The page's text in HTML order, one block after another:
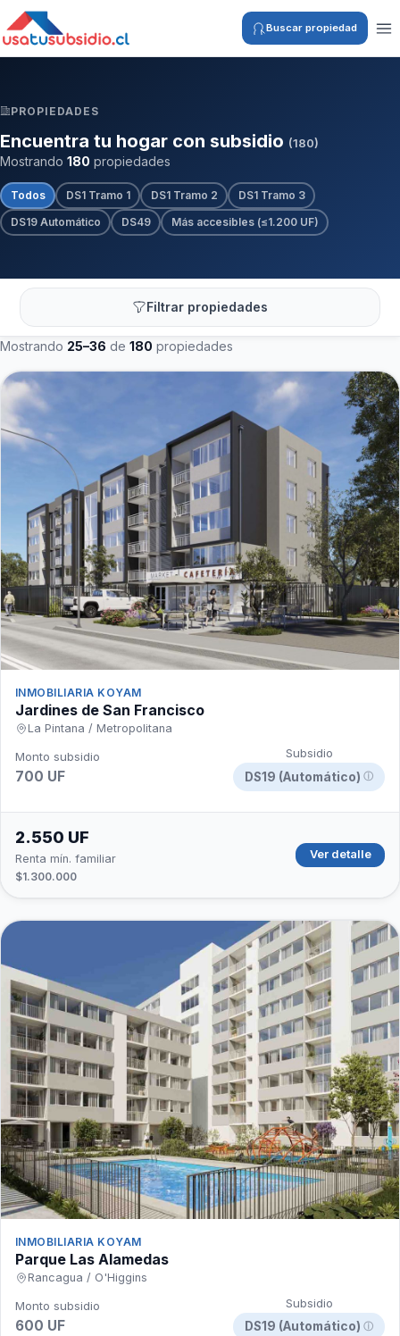
Buscar propiedad
PROPIEDADES
Encuentra tu hogar con subsidio (180)
Mostrando 180 propiedades
Todos DS1 Tramo 1 DS1 Tramo 2
DS1 Tramo 3
DS19 Automático
DS49 Más accesibles (≤1.200 UF)
Filtrar propiedades
Mostrando 25–36 de 180 propiedades
INMOBILIARIA KOYAM
Jardines de San Francisco
La Pintana / Metropolitana
Monto subsidio
700 UF
Subsidio
DS19 (Automático) ⓘ
2.550 UF
Renta mín. familiar
$1.300.000
Ver detalle
INMOBILIARIA KOYAM
Parque Las Alamedas
Rancagua / O'Higgins
Monto subsidio
600 UF
Subsidio
DS19 (Automático) ⓘ